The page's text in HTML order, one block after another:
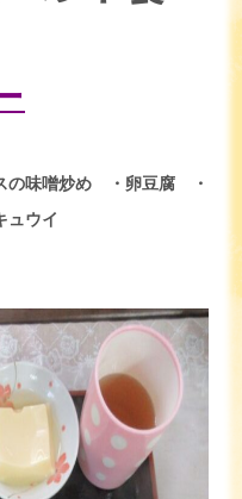
の味噌炒め ・卵豆腐 ・
ウイ